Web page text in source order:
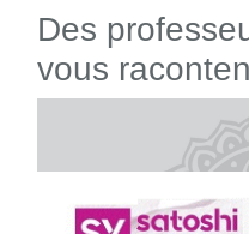
Des
vous